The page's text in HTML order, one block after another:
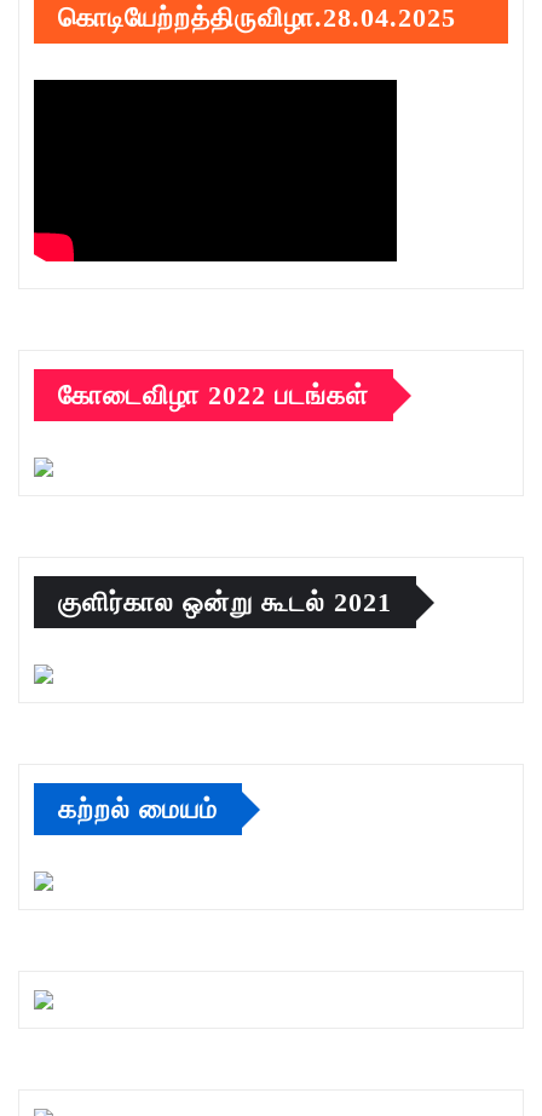
கொடியேற்றத்திருவிழா.28.04.2025
கோடைவிழா 2022 படங்கள்
குளிர்கால ஒன்று கூடல் 2021
கற்றல் மையம்